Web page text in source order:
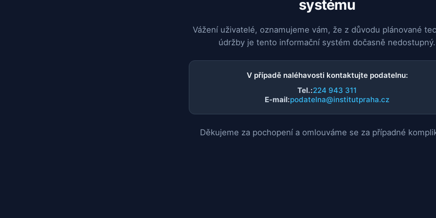
systému
Vážení uživatelé, oznamujeme vám, že z důvodu plánované
údržby je tento informační systém dočasně nedostupný.
V případě naléhavosti kontaktujte podatelnu:
Tel.:224 943 311
E-mail:podatelna@institutpraha.cz
Děkujeme za pochopení a omlouváme se za případné